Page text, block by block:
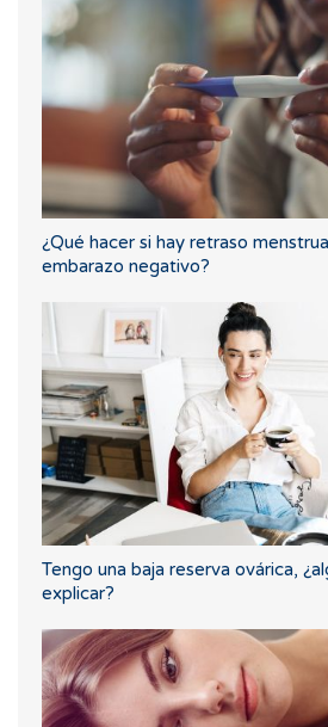
¿Qué hacer si hay retraso
embarazo negativo?
Tengo una baja reserva ovárica,
explicar?